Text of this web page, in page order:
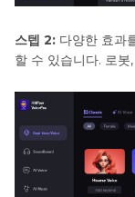
스텝 2: 다양한 효과
할 수 있습니다. 로